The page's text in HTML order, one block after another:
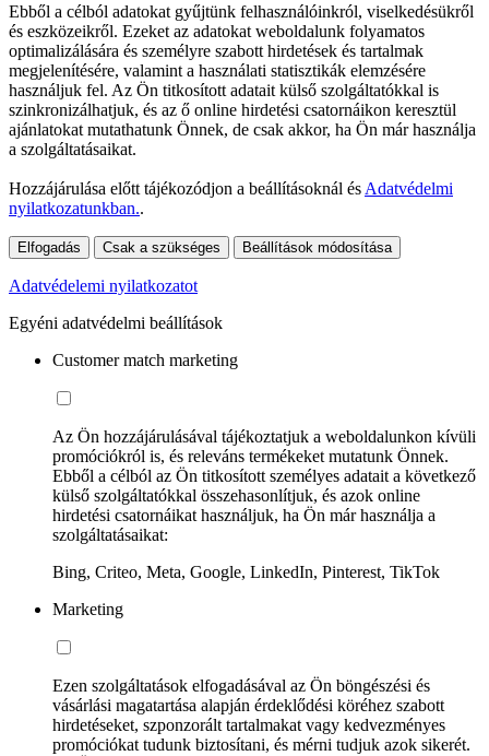
Ebből a célból adatokat gyűjtünk felhasználóinkról, viselkedésükről
és eszközeikről. Ezeket az adatokat weboldalunk folyamatos
optimalizálására és személyre szabott hirdetések és tartalmak
megjelenítésére, valamint a használati statisztikák elemzésére
használjuk fel. Az Ön titkosított adatait külső szolgáltatókkal is
szinkronizálhatjuk, és az ő online hirdetési csatornáikon keresztül
ajánlatokat mutathatunk Önnek, de csak akkor, ha Ön már használja
a szolgáltatásaikat.
Hozzájárulása előtt tájékozódjon a beállításoknál és Adatvédelmi
nyilatkozatunkban..
Elfogadás Csak a szükséges Beállítások módosítása
Adatvédelemi nyilatkozatot
Egyéni adatvédelmi beállítások
Customer match marketing
Az Ön hozzájárulásával tájékoztatjuk a weboldalunkon kívüli
promóciókról is, és releváns termékeket mutatunk Önnek.
Ebből a célból az Ön titkosított személyes adatait a következő
külső szolgáltatókkal összehasonlítjuk, és azok online
hirdetési csatornáikat használjuk, ha Ön már használja a
szolgáltatásaikat:
Bing, Criteo, Meta, Google, LinkedIn, Pinterest, TikTok
Marketing
Ezen szolgáltatások elfogadásával az Ön böngészési és
vásárlási magatartása alapján érdeklődési köréhez szabott
hirdetéseket, szponzorált tartalmakat vagy kedvezményes
promóciókat tudunk biztosítani, és mérni tudjuk azok sikerét.